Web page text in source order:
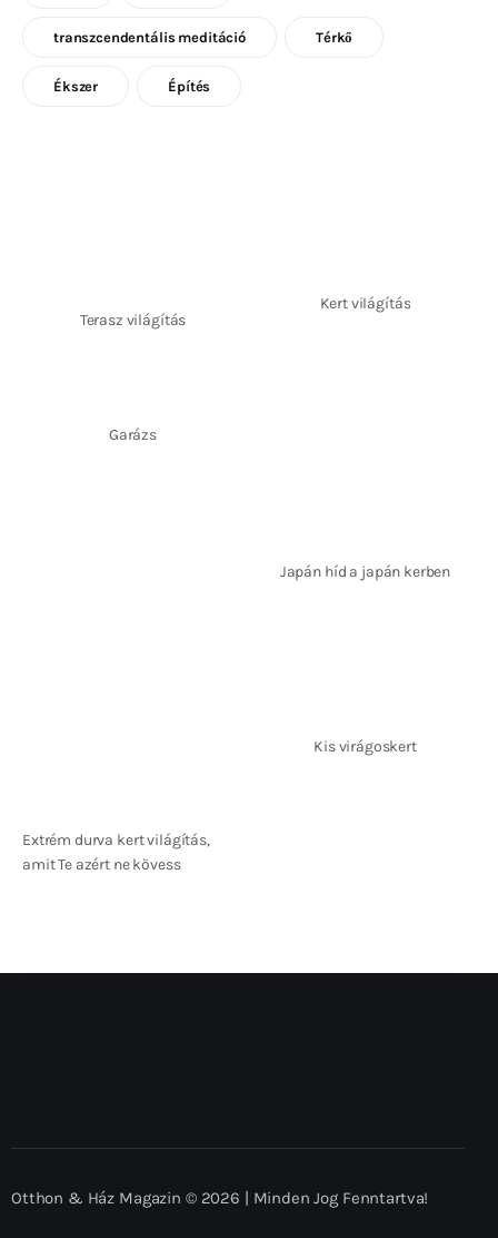
transzcendentális meditáció Térkő
Ékszer Építés
Terasz világítás
Kert világítás
Garázs
Japán híd a japán kerben
Extrém durva kert világítás,
amit Te azért ne kövess
Kis virágoskert
Otthon & Ház Magazin © 2026 | Minden Jog Fenntartva!